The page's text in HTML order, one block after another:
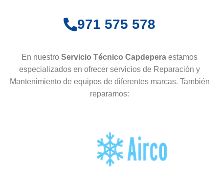
971 575 578
En nuestro Servicio Técnico Capdepera estamos
especializados en ofrecer servicios de Reparación y
Mantenimiento de equipos de diferentes marcas. También
reparamos: